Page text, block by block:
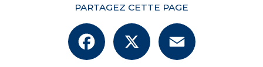
PARTAGEZ CETTE PAGE
Facebook